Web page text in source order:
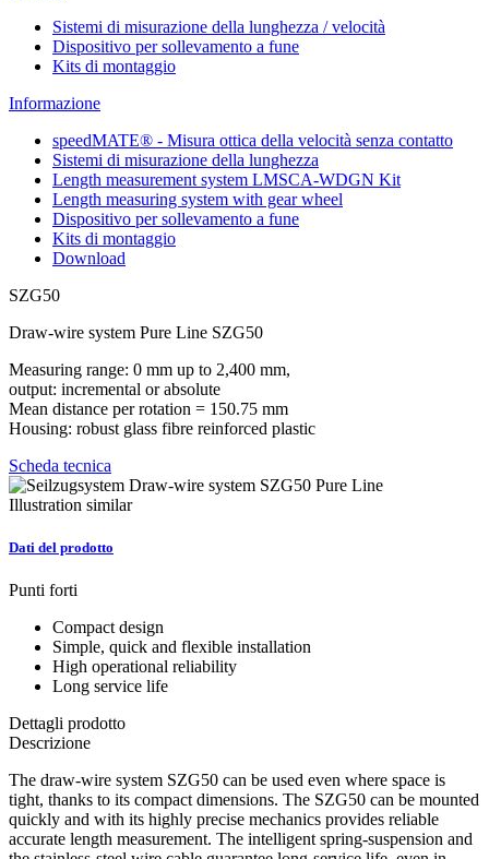
Sistemi di misurazione della lunghezza / velocità
Dispositivo per sollevamento a fune
Kits di montaggio
Informazione
speedMATE® - Misura ottica della velocità senza contatto
Sistemi di misurazione della lunghezza
Length measurement system LMSCA-WDGN Kit
Length measuring system with gear wheel
Dispositivo per sollevamento a fune
Kits di montaggio
Download
SZG50
Draw-wire system Pure Line SZG50
Measuring range: 0 mm up to 2,400 mm,
output: incremental or absolute
Mean distance per rotation = 150.75 mm
Housing: robust glass fibre reinforced plastic
Scheda tecnica
Illustration similar
Dati del prodotto
Punti forti
Compact design
Simple, quick and flexible installation
High operational reliability
Long service life
Dettagli prodotto
Descrizione
The draw-wire system SZG50 can be used even where space is
tight, thanks to its compact dimensions. The SZG50 can be mounted
quickly and with its highly precise mechanics provides reliable
accurate length measurement. The intelligent spring-suspension and